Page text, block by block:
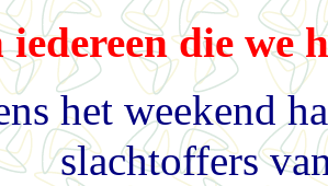
iedereen die we
het weekend
slachtoffers